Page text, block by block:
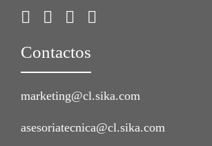
Contactos
marketing@cl.sika.com
asesoriatecnica@cl.sika.com